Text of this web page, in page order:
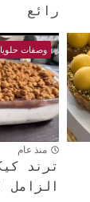
رائع
وصفات
منذ عام
ترند
الزامل